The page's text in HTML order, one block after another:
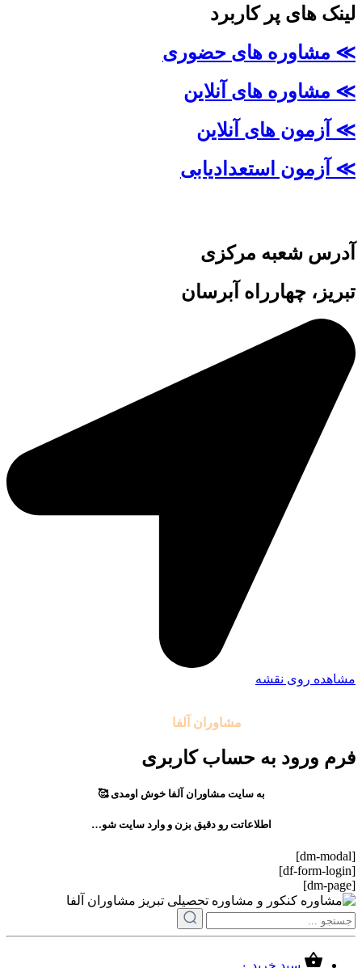
لینک های پر کاربرد
≫ مشاوره های حضوری
≫ مشاوره های آنلاین
≫ آزمون های آنلاین
≫ آزمون استعدادیابی
آدرس شعبه مرکزی
تبریز، چهارراه آبرسان
مشاهده روی نقشه
مشاوران آلفا
فرم ورود به حساب کاربری
به سایت مشاوران آلفا خوش اومدی 🥰
اطلاعاتت رو دقیق بزن و وارد سایت شو…
[dm-modal]
[df-form-login]
[dm-page]
سبد خرید ۰